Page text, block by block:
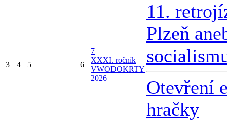
3 4 5 6
7
XXXI. ročník
VWODOKRTY
2026
11.
Plzeň
Otevření
hračky